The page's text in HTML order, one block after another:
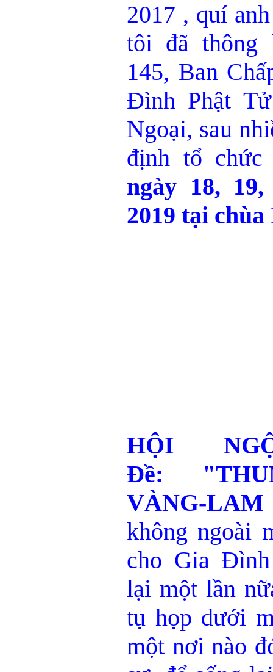
2017 , quí
tôi đã thông
145, Ban
Đình Phật
Ngoại, sau
định tổ
ngày 18,
2019 tại
HỘI
Đề:
VÀNG-
không ngoài
cho Gia
lại một lần
tụ họp dưới
một nơi nào